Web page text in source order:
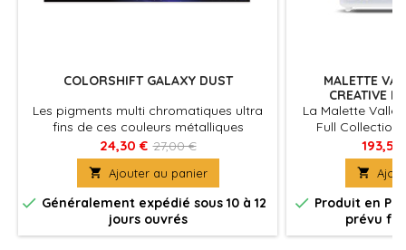
COLORSHIFT GALAXY DUST
Les pigments multi chromatiques ultra
fins de ces couleurs métalliques
évoluent en fonction de la lumière ou de
l’angle.
24,30 € 27,00 €
 Ajouter au panier
 Généralement expédié sous 10 à 12
jours ouvrés
MALETTE
CREATIVE
La Malette
Full Collection
couleurs
spécialement
en collaboration
professionnels
figurines et
Wargames
contient 51

 Produit en
prévu fin